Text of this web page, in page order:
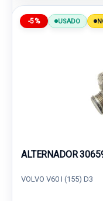
-5% USADO
ALTERNADOR
VOLVO V60 I (155) D3